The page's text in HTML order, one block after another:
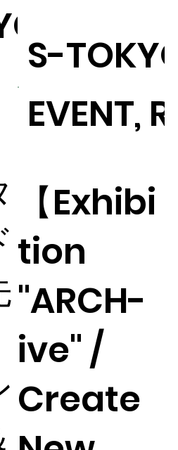
S-
EVENT,
【Exhibi
tion
"ARCH-
ive" /
Create